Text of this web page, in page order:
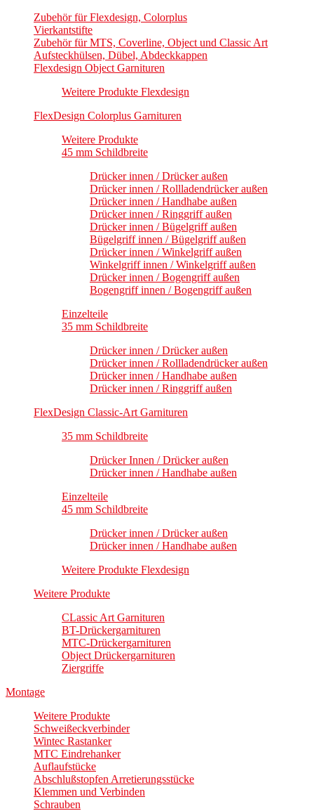
Zubehör für Flexdesign, Colorplus
Vierkantstifte
Zubehör für MTS, Coverline, Object und Classic Art
Aufsteckhülsen, Dübel, Abdeckkappen
Flexdesign Object Garnituren
Weitere Produkte Flexdesign
FlexDesign Colorplus Garnituren
Weitere Produkte
45 mm Schildbreite
Drücker innen / Drücker außen
Drücker innen / Rollladendrücker außen
Drücker innen / Handhabe außen
Drücker innen / Ringgriff außen
Drücker innen / Bügelgriff außen
Bügelgriff innen / Bügelgriff außen
Drücker innen / Winkelgriff außen
Winkelgriff innen / Winkelgriff außen
Drücker innen / Bogengriff außen
Bogengriff innen / Bogengriff außen
Einzelteile
35 mm Schildbreite
Drücker innen / Drücker außen
Drücker innen / Rollladendrücker außen
Drücker innen / Handhabe außen
Drücker innen / Ringgriff außen
FlexDesign Classic-Art Garnituren
35 mm Schildbreite
Drücker Innen / Drücker außen
Drücker innen / Handhabe außen
Einzelteile
45 mm Schildbreite
Drücker innen / Drücker außen
Drücker innen / Handhabe außen
Weitere Produkte Flexdesign
Weitere Produkte
CLassic Art Garnituren
BT-Drückergarnituren
MTC-Drückergarnituren
Object Drückergarnituren
Ziergriffe
Montage
Weitere Produkte
Schweißeckverbinder
Wintec Rastanker
MTC Eindrehanker
Auflaufstücke
Abschlußstopfen Arretierungsstücke
Klemmen und Verbinden
Schrauben